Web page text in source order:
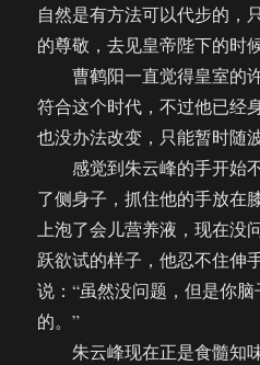
自然是有方法可以代步的，
的尊敬，去见皇帝陛下的时
曹鹤阳一直觉得皇室的
符合这个时代，不过他已经
也没办法改变，只能暂时随
感觉到朱云峰的手开始
了侧身子，抓住他的手放在
上泡了会儿营养液，现在没
跃欲试的样子，他忍不住伸
说：“虽然没问题，但是你
的。”
朱云峰现在正是食髓知